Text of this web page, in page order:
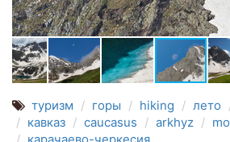
туризм горы hiking лето
кавказ
caucasus arkhyz